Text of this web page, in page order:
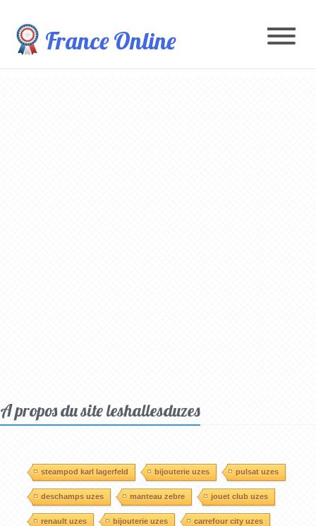
France Online
A propos du site leshallesduzes
steampod karl lagerfeld bijouterie uzes pulsat uzes
deschamps uzes manteau zebre jouet club uzes
renault uzes bijouterie uzes carrefour city uzes